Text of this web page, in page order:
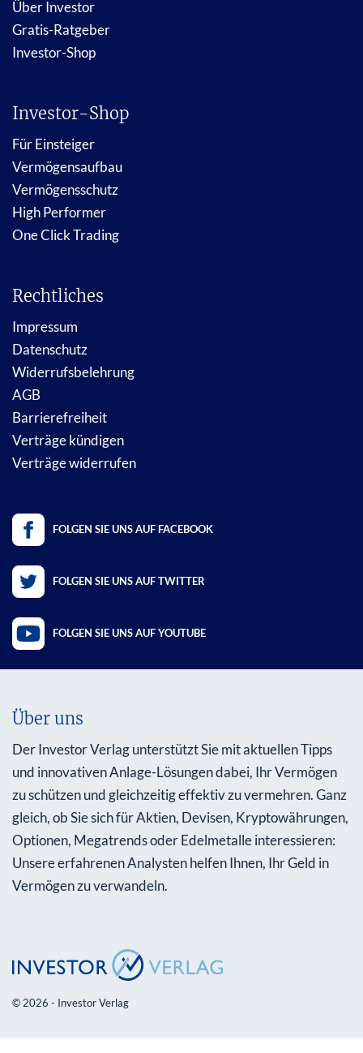
Über Investor
Gratis-Ratgeber
Investor-Shop
Investor-Shop
Für Einsteiger
Vermögensaufbau
Vermögensschutz
High Performer
One Click Trading
Rechtliches
Impressum
Datenschutz
Widerrufsbelehrung
AGB
Barrierefreiheit
Verträge kündigen
Verträge widerrufen
FOLGEN SIE UNS AUF FACEBOOK
FOLGEN SIE UNS AUF TWITTER
FOLGEN SIE UNS AUF YOUTUBE
Über uns
Der Investor Verlag unterstützt Sie mit aktuellen Tipps
und innovativen Anlage-Lösungen dabei, Ihr Vermögen
zu schützen und gleichzeitig effektiv zu vermehren. Ganz
gleich, ob Sie sich für Aktien, Devisen, Kryptowährungen,
Optionen, Megatrends oder Edelmetalle interessieren:
Unsere erfahrenen Analysten helfen Ihnen, Ihr Geld in
Vermögen zu verwandeln.
© 2026 - Investor Verlag